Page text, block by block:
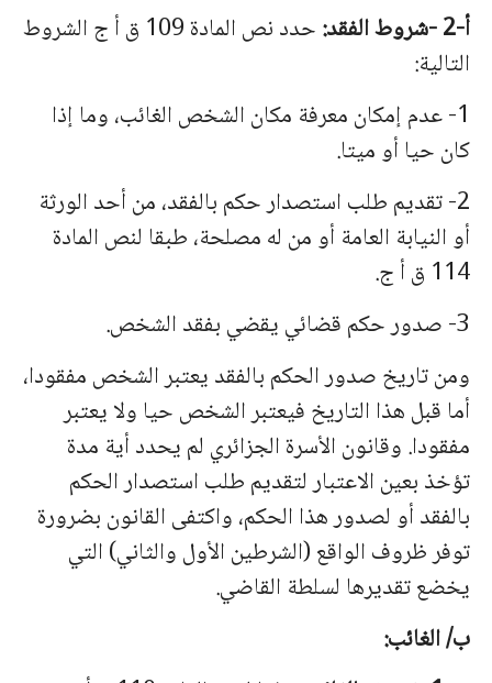
أ-2 -شروط الفقد:
حدد نص المادة 109 ق أ ج الشروط
التالیة:
1- عدم إمكان معرفة مكان الشخص الغائب، وما إذا
كان حیا أو میتا.
2- تقدیم طلب استصدار حكم بالفقد، من أحد الورثة
أو النیابة العامة أو من له مصلحة، طبقا لنص المادة
114 ق أ ج.
3- صدور حكم قضائي یقضي بفقد الشخص.
ومن تاریخ صدور الحكم بالفقد یعتبر الشخص مفقودا،
أما قبل هذا التاریخ فیعتبر الشخص حیا ولا یعتبر
مفقودا. وقانون الأسرة الجزائري لم یحدد أیة مدة
تؤخذ بعین الاعتبار لتقدیم طلب استصدار الحكم
بالفقد أو لصدور هذا الحكم، واكتفى القانون بضرورة
توفر ظروف الواقع (الشرطین الأول والثاني) التي
یخضع تقدیرها لسلطة القاضي.
ب/ الغائب: